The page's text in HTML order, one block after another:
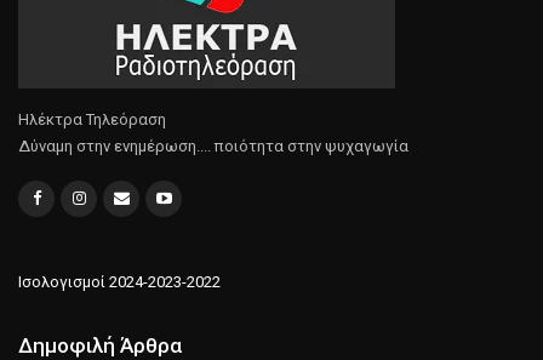
Ηλέκτρα Τηλεόραση
Δύναμη στην ενημέρωση.... ποιότητα στην ψυχαγωγία
Ισολογισμοί 2024-2023-2022
Δημοφιλή Άρθρα